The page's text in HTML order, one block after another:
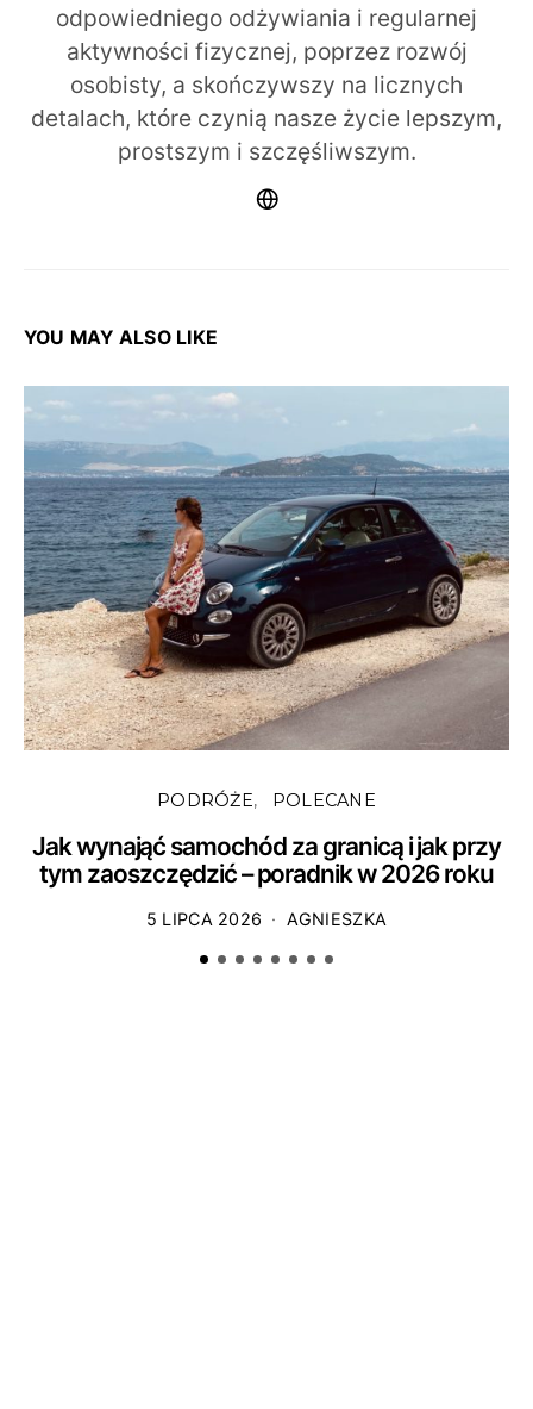
odpowiedniego odżywiania i regularnej
aktywności fizycznej, poprzez rozwój
osobisty, a skończywszy na licznych
detalach, które czynią nasze życie lepszym,
prostszym i szczęśliwszym.
YOU MAY ALSO LIKE
PODRÓŻE POLECANE
Jak wynająć samochód za granicą i jak przy
tym zaoszczędzić – poradnik w 2026 roku
5 LIPCA 2026 AGNIESZKA